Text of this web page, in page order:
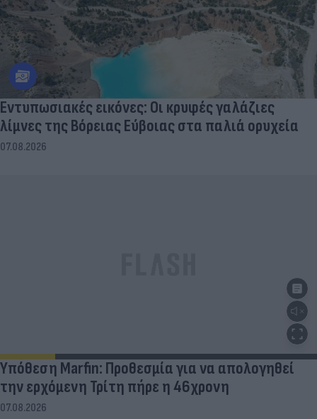
Εντυπωσιακές εικόνες: Οι κρυφές γαλάζιες
λίμνες της Βόρειας Εύβοιας στα παλιά ορυχεία
07.08.2026
Υπόθεση Marfin: Προθεσμία για να απολογηθεί
την ερχόμενη Τρίτη πήρε η 46χρονη
07.08.2026